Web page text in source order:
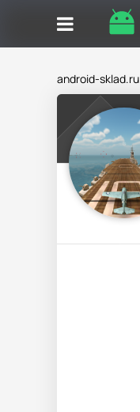
android-sklad.ru